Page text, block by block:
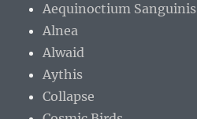
Aequinoctium Sanguinis
Alnea
Alwaid
Aythis
Collapse